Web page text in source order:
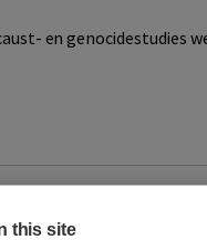
en genocidestudies
this site